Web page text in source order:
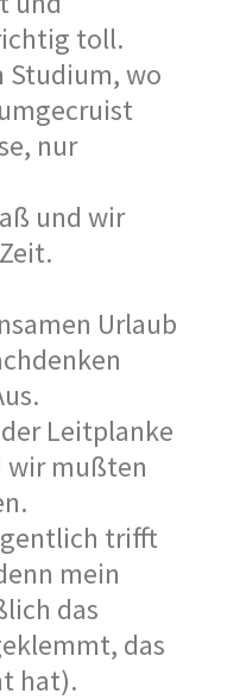
toll.
Studium, wo
nur
und wir
Urlaub
Leitplanke
wir mußten
trifft
mein
das
das
hat).